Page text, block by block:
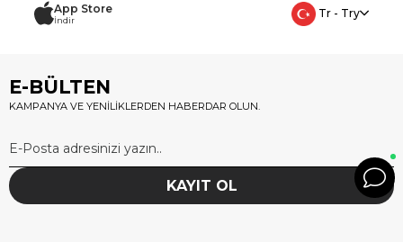
App Store
İndir
Tr - Try
E-BÜLTEN
KAMPANYA VE YENİLİKLERDEN HABERDAR OLUN.
KAYIT OL